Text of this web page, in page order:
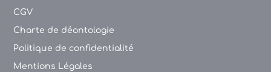
CGV
Charte de déontologie
Politique de confidentialité
Mentions Légales